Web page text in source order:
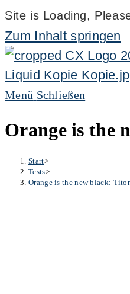
Site is Loading,
Zum Inhalt springen
Menü Schließen
Orange is the
Start>
Tests>
Orange is the new black: